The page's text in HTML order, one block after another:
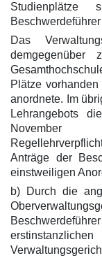
Das
Plätze
anordnete. Im
Lehrangebots
Anträge der
einstweiligen
b) Durch die